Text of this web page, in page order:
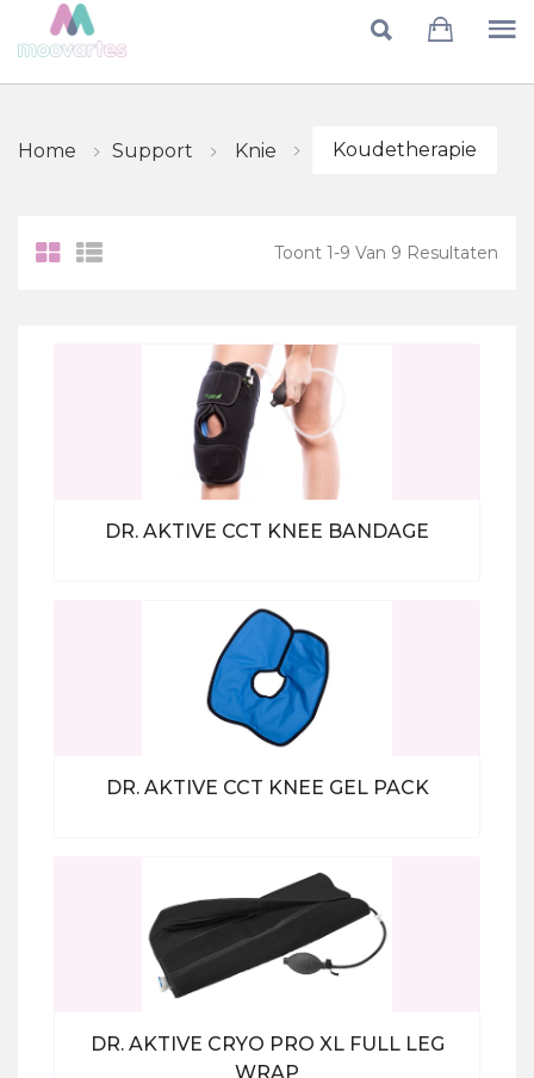
Skip to main content
Home Support Knie Koudetherapie
Toont 1-9 Van 9 Resultaten
DR. AKTIVE CCT KNEE BANDAGE
Bekijk alle producten
DR. AKTIVE CCT KNEE GEL PACK
DR. AKTIVE CRYO PRO XL FULL LEG
WRAP